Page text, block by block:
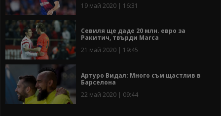
19 май 2020 | 16:31
Севиля ще даде 20 млн. евро за
Ракитич, твърди Marca
21 май 2020 | 19:45
Артуро Видал: Много съм щастлив в
Барселона
22 май 2020 | 09:44